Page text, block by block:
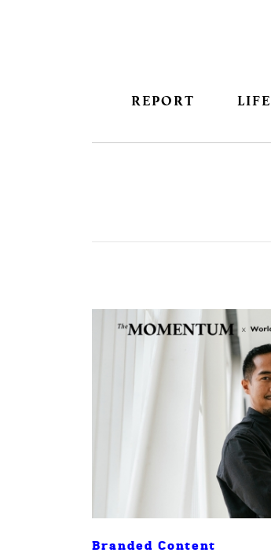
REPORT LIFE
Branded Content